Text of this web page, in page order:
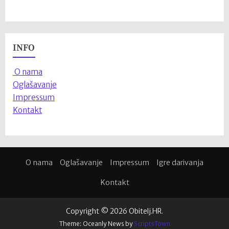
INFO
O nama
Oglašavanje
Impressum
Kontakt
O nama Oglašavanje Impressum Igre darivanja
Kontakt
Copyright © 2026 Obitelj.HR.
Theme: Oceanly News by ScriptsTown